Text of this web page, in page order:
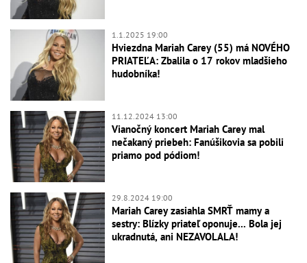
1.1.2025 19:00
Hviezdna Mariah Carey (55) má NOVÉHO
PRIATEĽA: Zbalila o 17 rokov mladšieho
hudobníka!
11.12.2024 13:00
Vianočný koncert Mariah Carey mal
nečakaný priebeh: Fanúšikovia sa pobili
priamo pod pódiom!
29.8.2024 19:00
Mariah Carey zasiahla SMRŤ mamy a
sestry: Blízky priateľ oponuje... Bola jej
ukradnutá, ani NEZAVOLALA!